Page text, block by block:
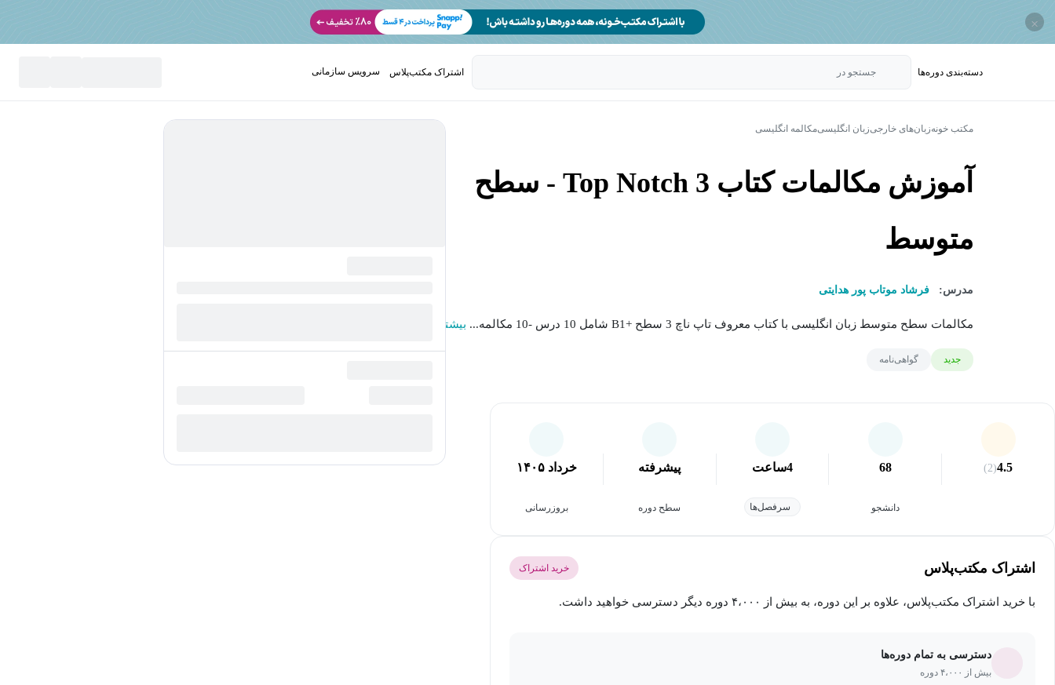
×
دسته‌بندی‌ دوره‌ها جستجو در اشتراک مکتب‌پلاس سرویس سازمانی
مکتب خونهزبان‌های خارجیزبان انگلیسیمکالمه انگلیسی
آموزش مکالمات کتاب Top Notch 3 - سطح
متوسط
مدرس: فرشاد موتاب پور هدایتی
مکالمات سطح متوسط زبان انگلیسی با کتاب معروف تاپ ناچ 3 سطح +B1 شامل 10 درس -10 مکالمه... بیشتر
جدید گواهی‌نامه
4.5
(2)
68
دانشجو
4ساعت
سرفصل‌ها
پیشرفته
سطح دوره بروزرسانی
خرداد ۱۴۰۵
اشتراک مکتب‌پلاس خرید اشتراک
با خرید اشتراک مکتب‌پلاس، علاوه بر این دوره، به بیش از ۴،۰۰۰ دوره دیگر دسترسی خواهید داشت.
دسترسی به تمام دوره‌ها
بیش از ۴،۰۰۰ دوره